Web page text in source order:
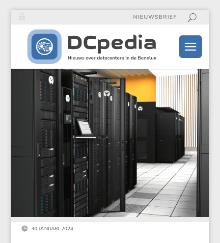
NIEUWSBRIEF
 30 JANUARI 2024